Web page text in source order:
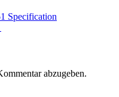
Specification
abzugeben.